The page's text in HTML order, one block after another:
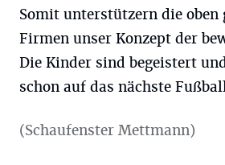
Somit unterstützern die oben
Firmen unser Konzept der
Die Kinder sind begeistert
schon auf das nächste
(Schaufenster Mettmann)